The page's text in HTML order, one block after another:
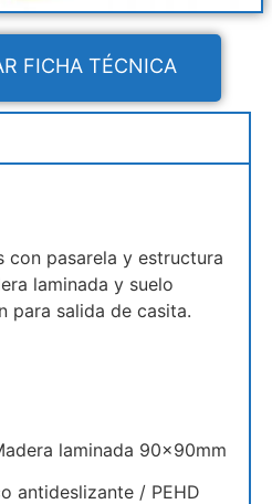
FICHA TÉCNICA
con pasarela y estructura
laminada y suelo
para salida de casita.
laminada 90x90mm
antideslizante / PEHD